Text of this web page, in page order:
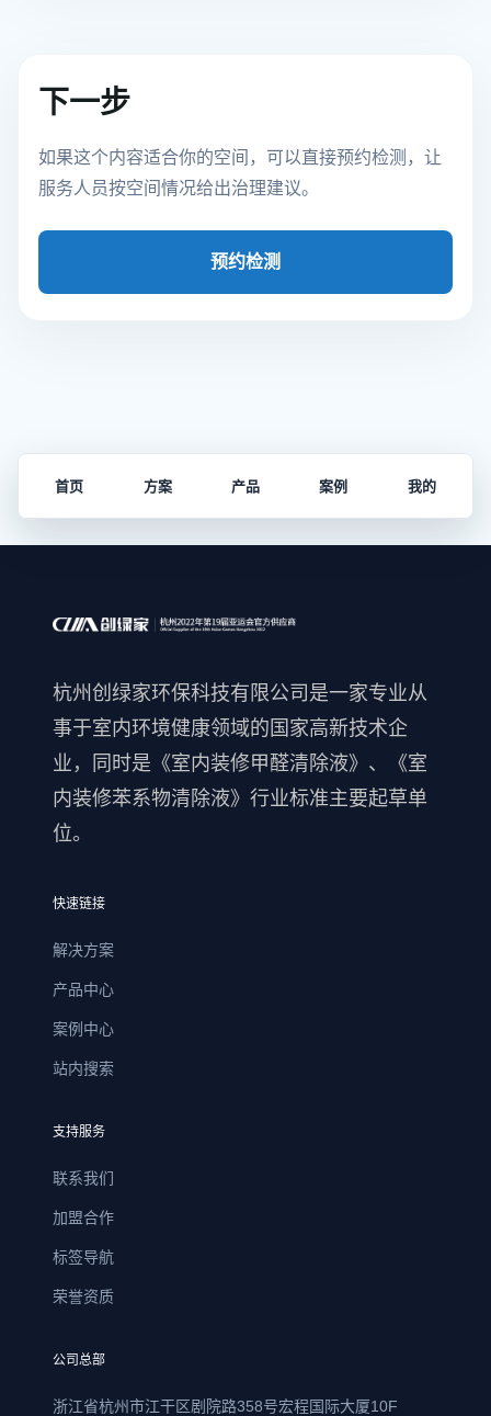
下一步
如果这个内容适合你的空间，可以直接预约检测，让
服务人员按空间情况给出治理建议。
预约检测
首页 方案 产品 案例 我的
杭州创绿家环保科技有限公司是一家专业从
事于室内环境健康领域的国家高新技术企
业，同时是《室内装修甲醛清除液》、《室
内装修苯系物清除液》行业标准主要起草单
位。
快速链接
解决方案
产品中心
案例中心
站内搜索
支持服务
联系我们
加盟合作
标签导航
荣誉资质
公司总部
浙江省杭州市江干区剧院路358号宏程国际大厦10F